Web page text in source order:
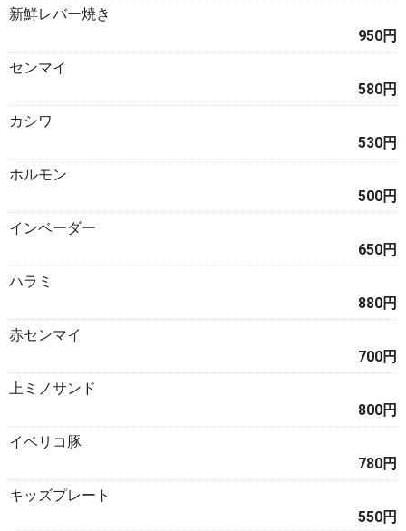
新鮮レバー焼き
950円
センマイ
580円
カシワ
530円
ホルモン
500円
インベーダー
650円
ハラミ
880円
赤センマイ
700円
上ミノサンド
800円
イベリコ豚
780円
キッズプレート
550円